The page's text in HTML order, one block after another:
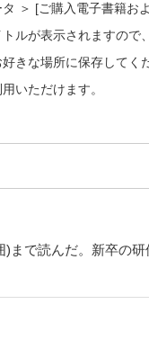
＞ [ご購入電子書籍お
ルが表示されますので
きな場所に保存してく
いただけます。
まで読んだ。新卒の